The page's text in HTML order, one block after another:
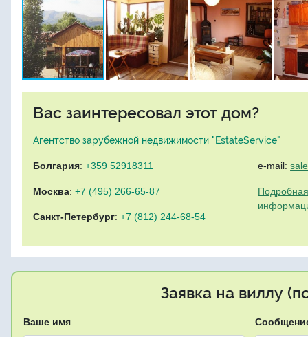
Вас заинтересовал этот дом?
Агентство зарубежной недвижимости "EstateService"
Болгария: +359 52918311
Москва: +7 (495) 266-65-87
Санкт-Петербург: +7 (812) 244-68-54
e-mail:
Заявка на виллу
Ваше имя